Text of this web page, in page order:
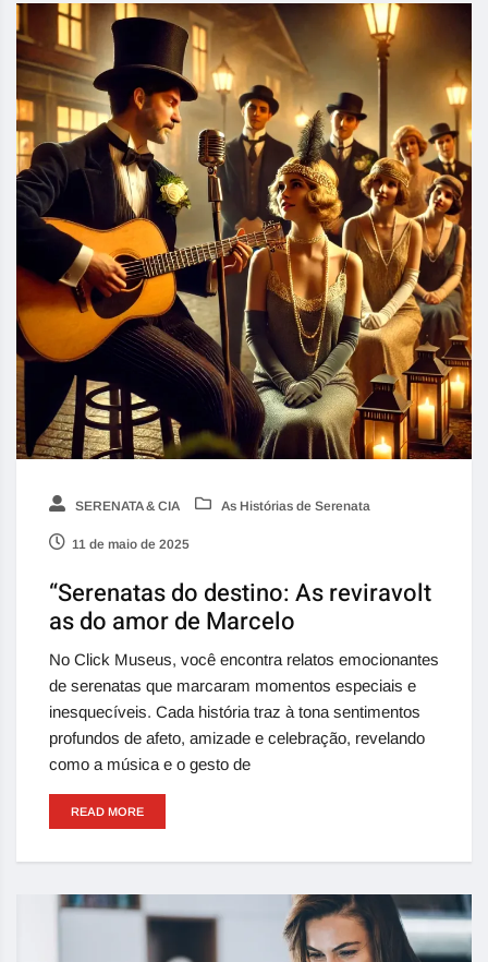
SERENATA & CIA As Histórias de Serenata
11 de maio de 2025
“Serenatas do destino: As reviravolt
as do amor de Marcelo
No Click Museus, você encontra relatos emocionantes
de serenatas que marcaram momentos especiais e
inesquecíveis. Cada história traz à tona sentimentos
profundos de afeto, amizade e celebração, revelando
como a música e o gesto de
READ MORE